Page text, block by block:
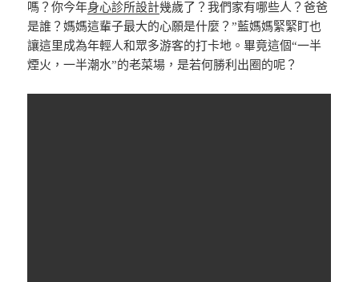
嗎？你今年身心診所設計幾歲了？我們家有哪些人？爸爸
是誰？媽媽這輩子最大的心願是什麼？”藍媽媽緊緊盯也
讓這里成為年輕人和眾多游客的打卡地。畢竟這個“一半
煙火，一半潮水”的老菜場，是若何勝利出圈的呢？